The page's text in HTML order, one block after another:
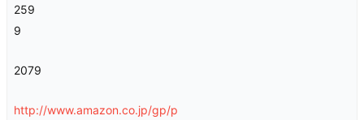
259
9
2079
http://www.amazon.co.jp/gp/p